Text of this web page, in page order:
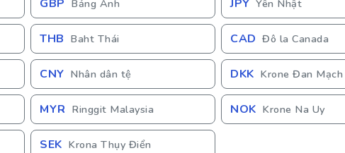
GBP Bảng Anh JPY Yên Nhật
THB Baht Thái CAD Đô la Canada
CNY Nhân dân tệ DKK Krone Đan Mạch
MYR Ringgit Malaysia NOK Krone Na Uy
SEK Krona Thụy Điển